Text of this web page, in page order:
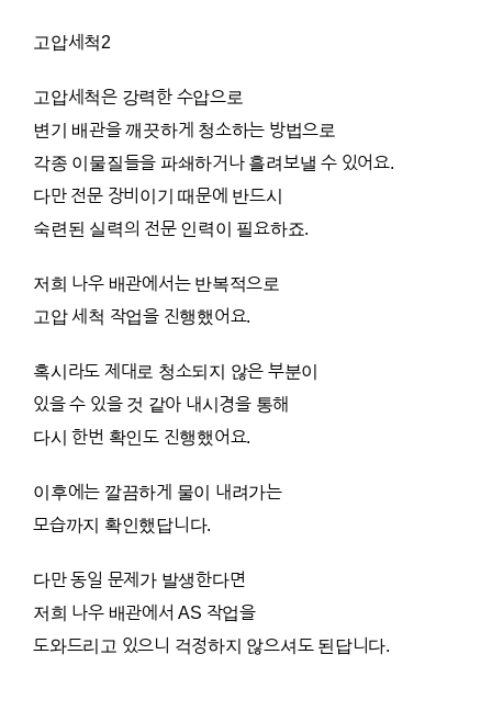
고압세척2
고압세척은 강력한 수압으로
변기 배관을 깨끗하게 청소하는 방법으로
각종 이물질들을 파쇄하거나 흘려보낼 수 있어요.
다만 전문 장비이기 때문에 반드시
숙련된 실력의 전문 인력이 필요하죠.
저희 나우 배관에서는 반복적으로
고압 세척 작업을 진행했어요.
혹시라도 제대로 청소되지 않은 부분이
있을 수 있을 것 같아 내시경을 통해
다시 한번 확인도 진행했어요.
이후에는 깔끔하게 물이 내려가는
모습까지 확인했답니다.
다만 동일 문제가 발생한다면
저희 나우 배관에서 AS 작업을
도와드리고 있으니 걱정하지 않으셔도 된답니다.